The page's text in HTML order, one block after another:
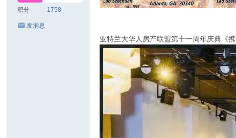
积分 1758
发消息
亚特兰大华人房产联盟第十一周年庆典《